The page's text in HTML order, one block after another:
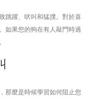
跳躍、吠叫和猛撲。對於喜
如果您的狗在有人敲門時過
那麼是時候學習如何阻止您